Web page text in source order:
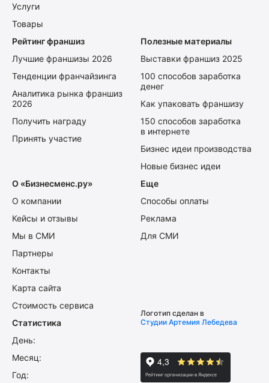
Услуги
Товары
Рейтинг франшиз
Лучшие франшизы 2026
Тенденции франчайзинга
Аналитика рынка франшиз
2026
Получить награду
Принять участие
Полезные материалы
Выставки франшиз 2025
100 способов заработка
денег
Как упаковать франшизу
150 способов заработка
в интернете
Бизнес идеи производства
Новые бизнес идеи
О «Бизнесменс.ру»
О компании
Кейсы и отзывы
Мы в СМИ
Партнеры
Контакты
Карта сайта
Стоимость сервиса
Еще
Способы оплаты
Реклама
Для СМИ
Статистика
День:
Месяц:
Год:
Логотип сделан в
Студии Артемия Лебедева